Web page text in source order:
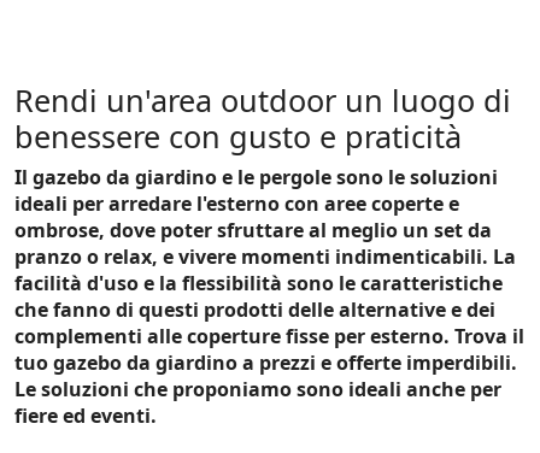
Rendi un'area outdoor un luogo di
benessere con gusto e praticità
Il gazebo da giardino e le pergole sono le soluzioni
ideali per arredare l'esterno con aree coperte e
ombrose, dove poter sfruttare al meglio un set da
pranzo o relax, e vivere momenti indimenticabili. La
facilità d'uso e la flessibilità sono le caratteristiche
che fanno di questi prodotti delle alternative e dei
complementi alle coperture fisse per esterno. Trova il
tuo gazebo da giardino a prezzi e offerte imperdibili.
Le soluzioni che proponiamo sono ideali anche per
fiere ed eventi.